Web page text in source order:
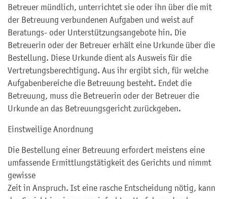
Betreuer mündlich, unterrichtet sie oder ihn über die mit
der Betreuung verbundenen Aufgaben und weist auf
Beratungs- oder Unterstützungsangebote hin. Die
Betreuerin oder der Betreuer erhält eine Urkunde über die
Bestellung. Diese Urkunde dient als Ausweis für die
Vertretungsberechtigung. Aus ihr ergibt sich, für welche
Aufgabenbereiche die Betreuung besteht. Endet die
Betreuung, muss die Betreuerin oder der Betreuer die
Urkunde an das Betreuungsgericht zurückgeben.
Einstweilige Anordnung
Die Bestellung einer Betreuung erfordert meistens eine
umfassende Ermittlungstätigkeit des Gerichts und nimmt
gewisse
Zeit in Anspruch. Ist eine rasche Entscheidung nötig, kann